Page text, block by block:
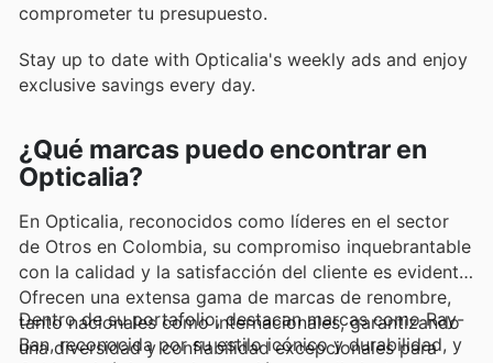
comprometer tu presupuesto.
Stay up to date with Opticalia's weekly ads and enjoy
exclusive savings every day.
¿Qué marcas puedo encontrar en
Opticalia?
En Opticalia, reconocidos como líderes en el sector
de Otros en Colombia, su compromiso inquebrantable
con la calidad y la satisfacción del cliente es evidente.
Ofrecen una extensa gama de marcas de renombre,
tanto nacionales como internacionales, garantizando
una diversidad y confiabilidad excepcionales para
Dentro de su portafolio, destacan marcas como Ray-
Ban, reconocida por su estilo icónico y durabilidad, y